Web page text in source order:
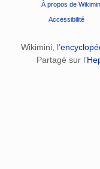
À propos de
Accessibilité
Wikimini, l’
Partagé sur l’